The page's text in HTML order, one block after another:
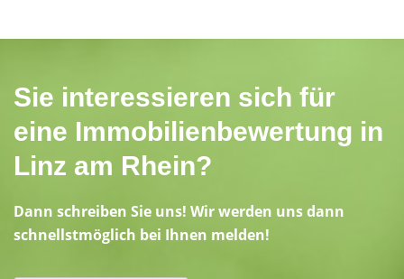
Sie interessieren sich für
eine Immobilienbewertung in
Linz am Rhein?
Dann schreiben Sie uns! Wir werden uns dann
schnellstmöglich bei Ihnen melden!